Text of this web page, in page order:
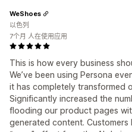
This is how every business
We’ve been using Persona
it has completely transformed
Significantly increased the
flooding our product pages
generated content.
WeShoes
以色列
7个月 人在使用应用